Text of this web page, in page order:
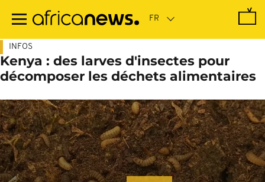
contenu
INFOS
Kenya : des larves d'insectes pour
décomposer les déchets alimentaires